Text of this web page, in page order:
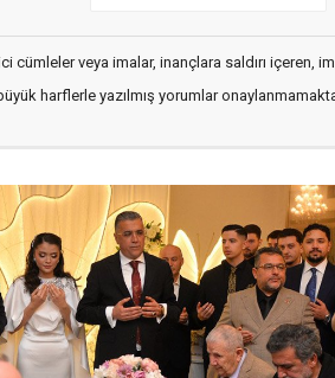
cümleler veya imalar, inançlara saldırı içeren,
harflerle yazılmış yorumlar